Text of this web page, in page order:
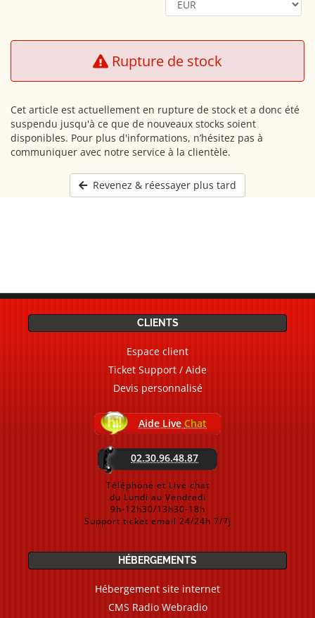
Rupture de stock
Cet article est actuellement en rupture de stock et a donc été
suspendu jusqu'à ce que de nouveaux stocks soient
disponibles. Pour plus d'informations, n’hésitez pas à
communiquer avec notre service à la clientèle.
Revenez & réessayer plus tard
CLIENTS
Espace client
Ticket Support / Aide
Devis personnalisé
Aide Live Chat
02.30.96.48.87
Téléphone et Live chat
du Lundi au Vendredi
9h-12h30/13h30-18h
Support ticket email 24/24h 7/7j
HÉBERGEMENTS
Hébergement site internet
CMS Radio Webradio